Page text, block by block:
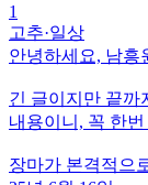
1
고추·일상
안녕하세요, 남흥
긴 글이지만 끝까
내용이니, 꼭 한
장마가 본격적으